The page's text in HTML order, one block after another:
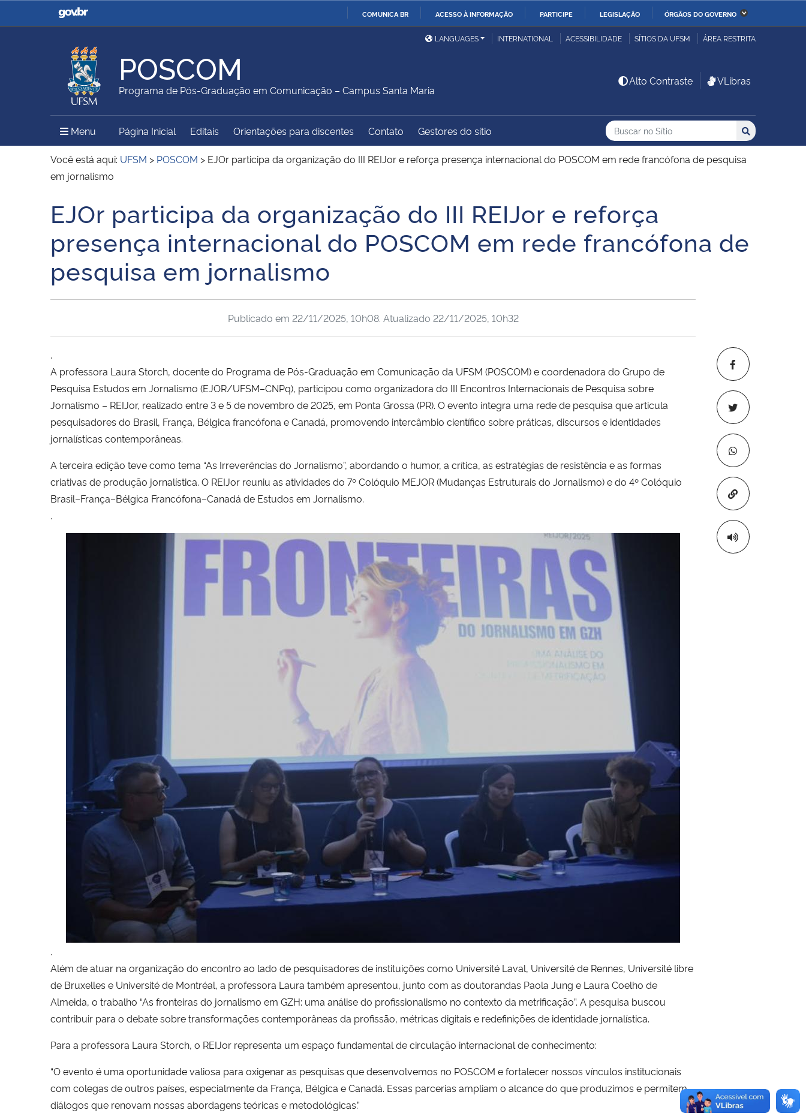
COMUNICA BR ACESSO À INFORMAÇÃO PARTICIPE LEGISLAÇÃO ÓRGÃOS DO GOVERNO
Casa Civil
Ministério da Justiça e
Ministério da Defesa
Ministério das Relações
Exteriores
Ministério da Economia Ministério da Infraestrutura
Ministério da Agricultura,
Pecuária e Abastecimento
Ministério da Educação
Ministério da Ciência,
Tecnologia, Inovações e
Ministério do Meio Ambiente Ministério do Turismo
Ministério do
Desenvolvimento Regional
Controladoria-Geral da
União
Família e dos Direitos
Gabinete de Segurança
Institucional
Advocacia-Geral da União Banco Central do Brasil
LANGUAGES INTERNATIONAL ACESSIBILIDADE SÍTIOS DA UFSM ÁREA RESTRITA
POSCOM
Programa de Pós-Graduação em Comunicação – Campus Santa Maria
Alto Contraste VLibras
Menu Menu Principal do Sítio
Página Inicial Editais Orientações para discentes Contato Gestores do sítio Busca
Buscar no no Sítio
Busca: Buscar
Você está aqui: UFSM > POSCOM > EJOr participa da organização do III REIJor e reforça presença internacional do POSCOM em rede francófona de pesquisa
em jornalismo
Início do conteúdo
EJOr participa da organização do III REIJor e reforça
presença internacional do POSCOM em rede francófona de
pesquisa em jornalismo
Copiar para
Publicado em 22/11/2025, 10h08. Atualizado 22/11/2025, 10h32
.
A professora Laura Storch, docente do Programa de Pós-Graduação em Comunicação da UFSM (POSCOM) e coordenadora do Grupo de
Pesquisa Estudos em Jornalismo (EJOR/UFSM–CNPq), participou como organizadora do III Encontros Internacionais de Pesquisa sobre
Jornalismo – REIJor, realizado entre 3 e 5 de novembro de 2025, em Ponta Grossa (PR). O evento integra uma rede de pesquisa que articula
pesquisadores do Brasil, França, Bélgica francófona e Canadá, promovendo intercâmbio científico sobre práticas, discursos e identidades
jornalísticas contemporâneas.
A terceira edição teve como tema “As Irreverências do Jornalismo”, abordando o humor, a crítica, as estratégias de resistência e as formas
criativas de produção jornalística. O REIJor reuniu as atividades do 7º Colóquio MEJOR (Mudanças Estruturais do Jornalismo) e do 4º Colóquio
Brasil–França–Bélgica Francófona–Canadá de Estudos em Jornalismo.
.
.
Além de atuar na organização do encontro ao lado de pesquisadores de instituições como Université Laval, Université de Rennes, Université libre
de Bruxelles e Université de Montréal, a professora Laura também apresentou, junto com as doutorandas Paola Jung e Laura Coelho de
Almeida, o trabalho “As fronteiras do jornalismo em GZH: uma análise do profissionalismo no contexto da metrificação”. A pesquisa buscou
contribuir para o debate sobre transformações contemporâneas da profissão, métricas digitais e redefinições de identidade jornalística.
Para a professora Laura Storch, o REIJor representa um espaço fundamental de circulação internacional de conhecimento:
“O evento é uma oportunidade valiosa para oxigenar as pesquisas que desenvolvemos no POSCOM e fortalecer nossos vínculos institucionais
com colegas de outros países, especialmente da França, Bélgica e Canadá. Essas parcerias ampliam o alcance do que produzimos e permitem
diálogos que renovam nossas abordagens teóricas e metodológicas.”